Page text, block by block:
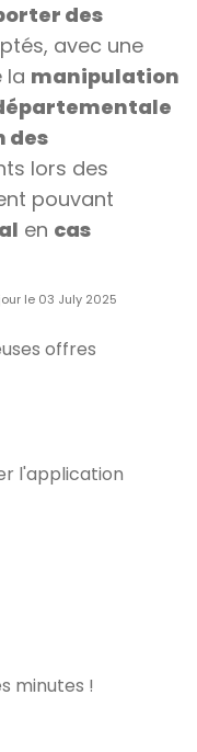
des
avec une
la manipulation
des
lors des
pouvant
en cas
le 03 July 2025
offres
l'application
minutes !